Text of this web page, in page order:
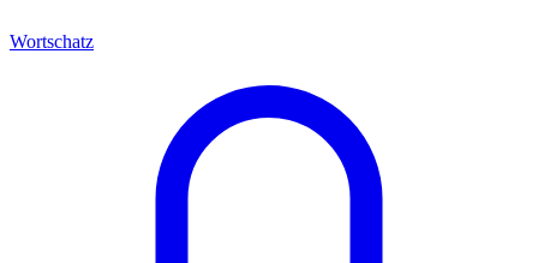
Wortschatz